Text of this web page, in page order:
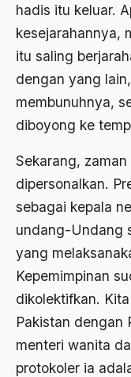
hadis itu keluar.
kesejarahannya,
itu saling
dengan yang
membunuhnya,
diboyong ke
Sekarang,
dipersonalkan.
sebagai kepala
undang-Undang
yang
Kepemimpinan
dikolektifkan.
Pakistan dengan
menteri wanita
protokoler ia
Al-qua'an dan
al-quran
Alexander
Ali Murtopo
Ali Shariati
Ali Sidikin
Ali Syahbana
Aliran AHmadiyah
Aliran Kepercayaan
Alistair Cook